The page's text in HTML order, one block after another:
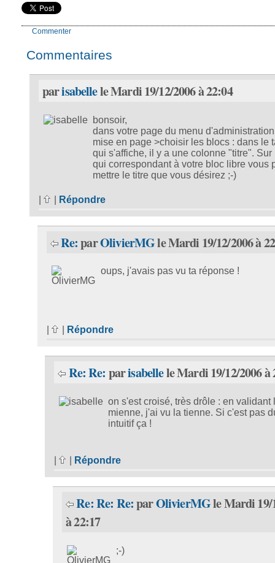
Commenter
Commentaires
parisabellele Mardi 19/12/2006 à 22:04
bonsoir,
dans votre page du menu
mise en page >choisir les blocs : dans le
qui s'affiche, il y a une colonne "titre". Sur
qui correspondant à votre bloc libre vous
mettre le titre que vous désirez ;-)
Répondre
Re:parOlivierMGle Mardi 19/12/2006 à
oups, j'avais pas vu ta réponse !
Répondre
Re: Re: parisabellele Mardi 19/12/2006 à
on s'est croisé, très drôle : en validant
mienne, j'ai vu la tienne. Si c'est pas
intuitif ça !
| Répondre
Re: Re: Re:parOlivierMGle Mardi 19/
à 22:17
;-)